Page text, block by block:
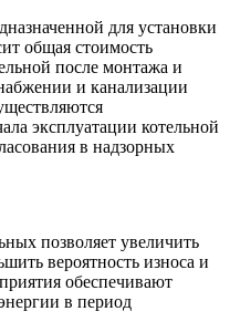
для установки
общая стоимость
после монтажа и
и канализации
эксплуатации котельной
в надзорных
позволяет увеличить
вероятность износа и
обеспечивают
в период